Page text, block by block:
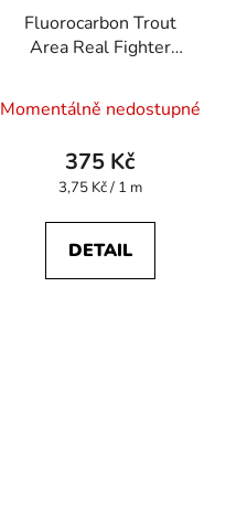
Fluorocarbon Trout
Area Real Fighter
mm
Momentálně nedostupné
375 Kč
Měrná
3,75 Kč / 1 m
DETAIL